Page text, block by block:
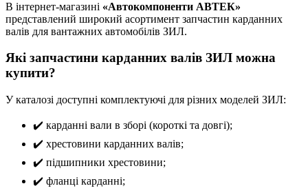
В інтернет-магазині «Автокомпоненти АВТЕК»
представлений широкий асортимент запчастин карданних
валів для вантажних автомобілів ЗИЛ.
Які запчастини карданних валів ЗИЛ можна
купити?
У каталозі доступні комплектуючі для різних моделей ЗИЛ:
✔️ карданні вали в зборі (короткі та довгі);
✔️ хрестовини карданних валів;
✔️ підшипники хрестовини;
✔️ фланці карданні;